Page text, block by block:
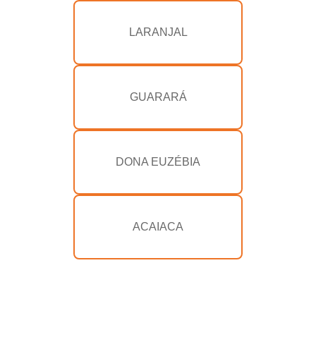
LARANJAL
GUARARÁ
DONA EUZÉBIA
ACAIACA